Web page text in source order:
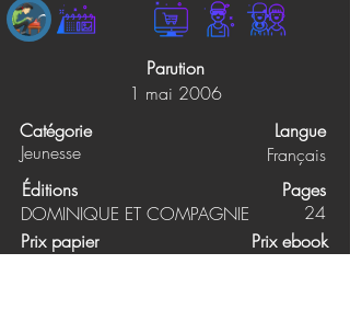
Parution
1 mai 2006
Catégorie
Jeunesse
Langue
Français
Éditions
DOMINIQUE ET COMPAGNIE
Pages
24
Prix papier
Prix ebook